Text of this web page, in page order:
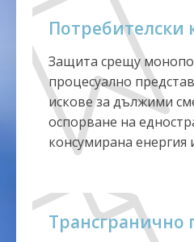
Потребителски
Защита срещу
процесуално
искове за дължими
оспорване на
консумирана енергия
Трансгранично